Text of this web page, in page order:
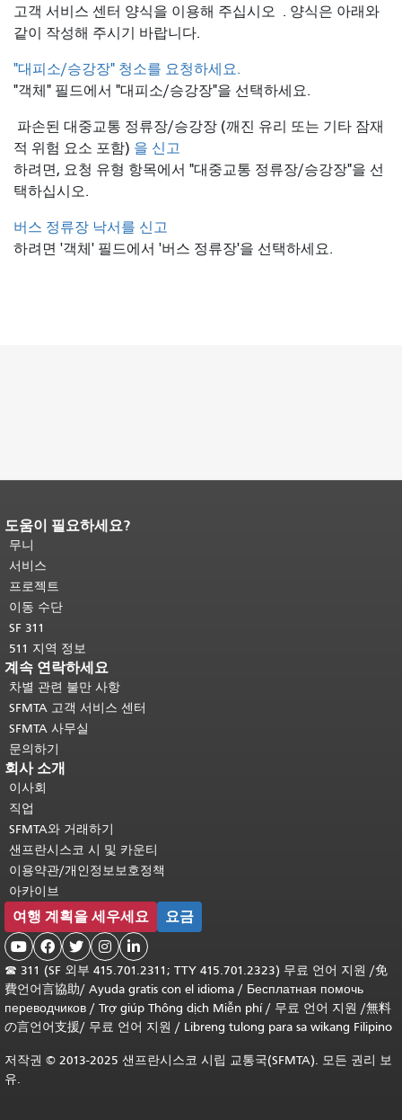
고객 서비스 센터 양식을 이용해 주십시오 . 양식은 아래와
같이 작성해 주시기 바랍니다.
"대피소/승강장" 청소를 요청하세요.
"객체" 필드에서 "대피소/승강장"을 선택하세요.
파손된 대중교통 정류장/승강장 (깨진 유리 또는 기타 잠재
적 위험 요소 포함) 을 신고
하려면, 요청 유형 항목에서 "대중교통 정류장/승강장"을 선
택하십시오.
버스 정류장 낙서를 신고
하려면 '객체' 필드에서 '버스 정류장'을 선택하세요.
페이지 내용 끝입니다.이 페이지의 나
머지 내용은 모든 페이지에 반복됩니
다.메인 콘텐츠 상단으로 돌아가려면
여기를 클릭하십시오
도움이 필요하세요?
무니
서비스
프로젝트
이동 수단
SF 311
511 지역 정보
계속 연락하세요
차별 관련 불만 사항
SFMTA 고객 서비스 센터
SFMTA 사무실
문의하기
회사 소개
이사회
직업
SFMTA와 거래하기
샌프란시스코 시 및 카운티
이용약관/개인정보보호정책
아카이브
여행 계획을 세우세요 요금
    
☎ 311 (SF 외부 415.701.2311; TTY 415.701.2323) 무료 언어 지원 /免
費언어言協助/ Ayuda gratis con el idioma / Бесплатная помочь
переводчиков / Trợ giúp Thông dịch Miễn phí/ 무료 언어 지원 /無料
の言언어支援/ 무료 언어 지원 / Libreng tulong para sa wikang Filipino
저작권 © 2013-2025 샌프란시스코 시립 교통국(SFMTA). 모든 권리 보
유.